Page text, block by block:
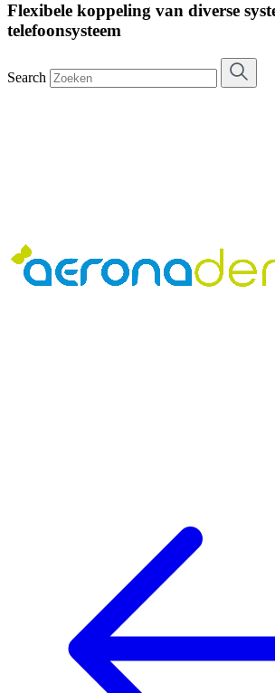
Flexibele koppeling van diverse
telefoonsysteem
Search